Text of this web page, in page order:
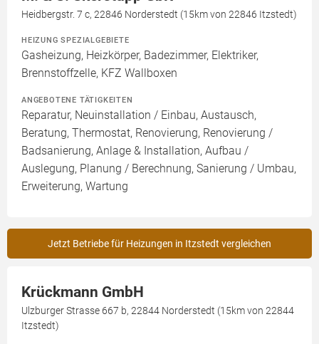
Heidbergstr. 7 c, 22846 Norderstedt (15km von 22846 Itzstedt)
HEIZUNG SPEZIALGEBIETE
Gasheizung, Heizkörper, Badezimmer, Elektriker,
Brennstoffzelle, KFZ Wallboxen
ANGEBOTENE TÄTIGKEITEN
Reparatur, Neuinstallation / Einbau, Austausch,
Beratung, Thermostat, Renovierung, Renovierung /
Badsanierung, Anlage & Installation, Aufbau /
Auslegung, Planung / Berechnung, Sanierung / Umbau,
Erweiterung, Wartung
Jetzt Betriebe für Heizungen in Itzstedt vergleichen
Krückmann GmbH
Ulzburger Strasse 667 b, 22844 Norderstedt (15km von 22844
Itzstedt)